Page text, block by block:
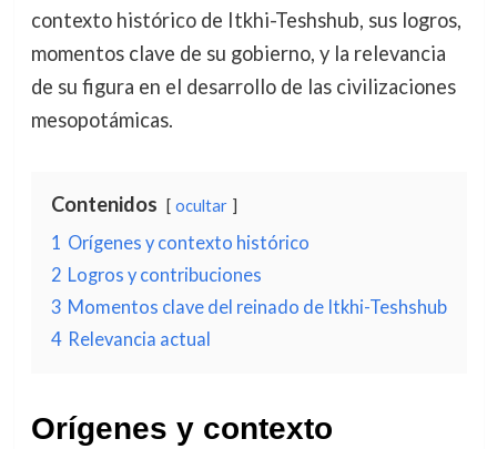
contexto histórico de Itkhi-Teshshub, sus logros,
momentos clave de su gobierno, y la relevancia
de su figura en el desarrollo de las civilizaciones
mesopotámicas.
Contenidos ocultar
1 Orígenes y contexto histórico
2 Logros y contribuciones
3 Momentos clave del reinado de Itkhi-Teshshub
4 Relevancia actual
Orígenes y contexto